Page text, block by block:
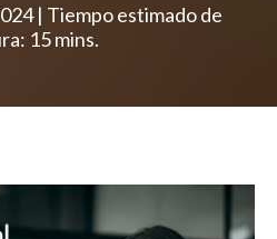
| Tiempo estimado de
15 mins.